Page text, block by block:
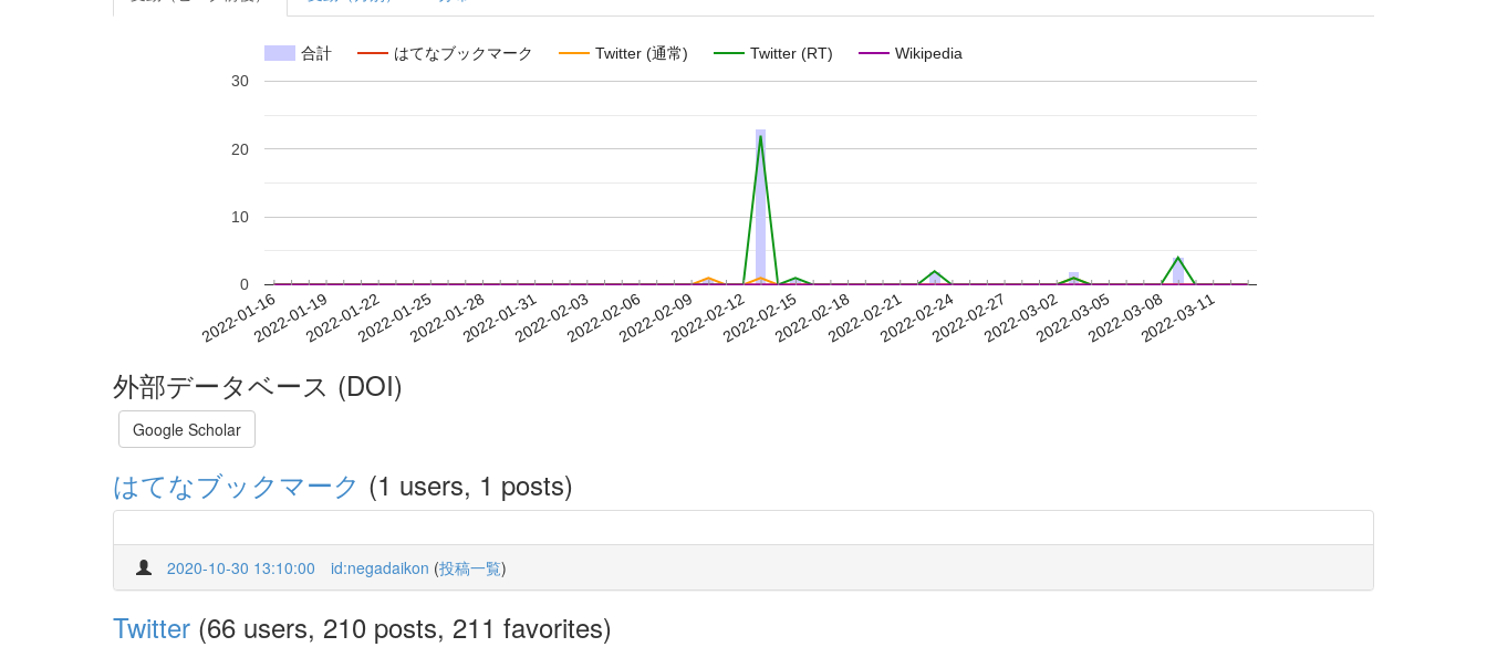
合計 はてなブックマーク Twitter (通常) Twitter (RT) Wikipedia
2022-01-162022-01-192022-01-222022-01-252022-01-282022-01-312022-02-032022-02-062022-02-092022-02-122022-02-152022-02-182022-02-212022-02-242022-02-272022-03-022022-03-052022-03-082022-03-11
0
10
20
30
外部データベース (DOI)
Google Scholar
はてなブックマーク (1 users, 1 posts)
2020-10-30 13:10:00 id:negadaikon (投稿一覧)
Twitter (66 users, 210 posts, 211 favorites)